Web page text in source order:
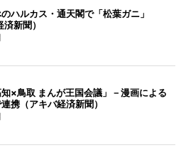
ハルカス・通天閣で「松葉ガニ」
新聞）
×鳥取 まんが王国会議」－漫画による
携（アキバ経済新聞）